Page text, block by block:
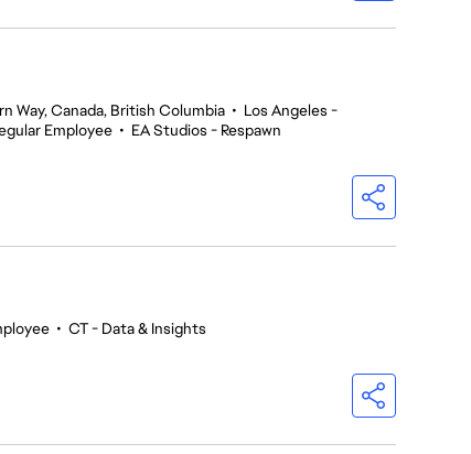
Way, Canada, British Columbia • Los Angeles -
Employee • EA Studios - Respawn
• CT - Data & Insights